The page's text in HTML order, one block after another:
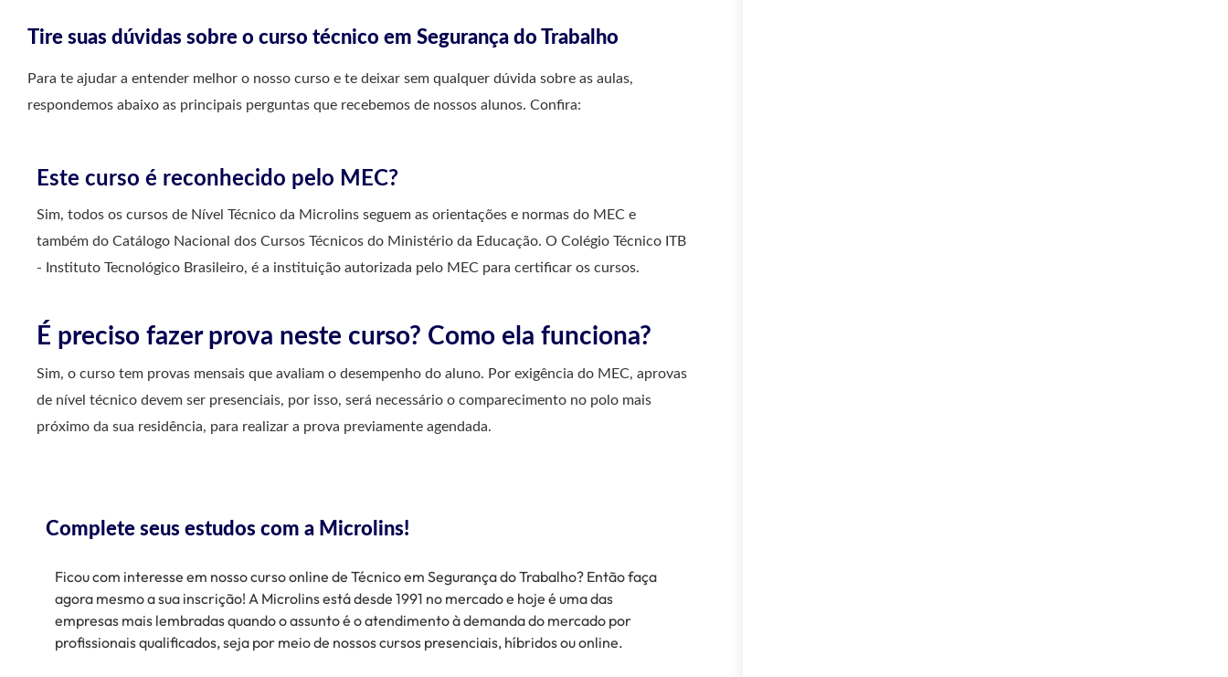
Tire suas dúvidas sobre o curso técnico em Segurança do Trabalho
Para te ajudar a entender melhor o nosso curso e te deixar sem qualquer dúvida sobre as aulas,
respondemos abaixo as principais perguntas que recebemos de nossos alunos. Confira:
Este curso é reconhecido pelo MEC?
Sim, todos os cursos de Nível Técnico da Microlins seguem as orientações e normas do MEC e
também do Catálogo Nacional dos Cursos Técnicos do Ministério da Educação. O Colégio Técnico ITB
- Instituto Tecnológico Brasileiro, é a instituição autorizada pelo MEC para certificar os cursos.
É preciso fazer prova neste curso? Como ela funciona?
Sim, o curso tem provas mensais que avaliam o desempenho do aluno. Por exigência do MEC, aprovas
de nível técnico devem ser presenciais, por isso, será necessário o comparecimento no polo mais
próximo da sua residência, para realizar a prova previamente agendada.
Complete seus estudos com a Microlins!
Ficou com interesse em nosso curso online de Técnico em Segurança do Trabalho? Então faça
agora mesmo a sua inscrição! A Microlins está desde 1991 no mercado e hoje é uma das
empresas mais lembradas quando o assunto é o atendimento à demanda do mercado por
profissionais qualificados, seja por meio de nossos cursos presenciais, híbridos ou online.